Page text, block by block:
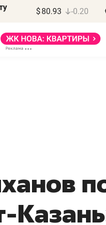
$ 80.93 -0.20
бизнес может
минимум